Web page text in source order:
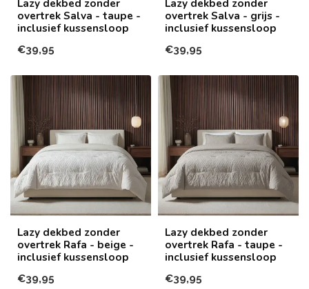
Lazy dekbed zonder
overtrek Salva - taupe -
inclusief kussensloop
€39,95
Lazy dekbed zonder
overtrek Salva - grijs -
inclusief kussensloop
€39,95
Lazy dekbed zonder
overtrek Rafa - beige -
inclusief kussensloop
€39,95
Lazy dekbed zonder
overtrek Rafa - taupe -
inclusief kussensloop
€39,95